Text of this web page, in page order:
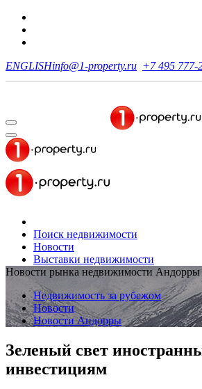
ENGLISHinfo@1-property.ru +7 495 777-
Поиск недвижимости
Новости
Выставки недвижимости
Новости рынка недвижимости Андорры
Недвижимость за рубежом
Новости
Новости Андорры
Зеленый свет
инвестициям